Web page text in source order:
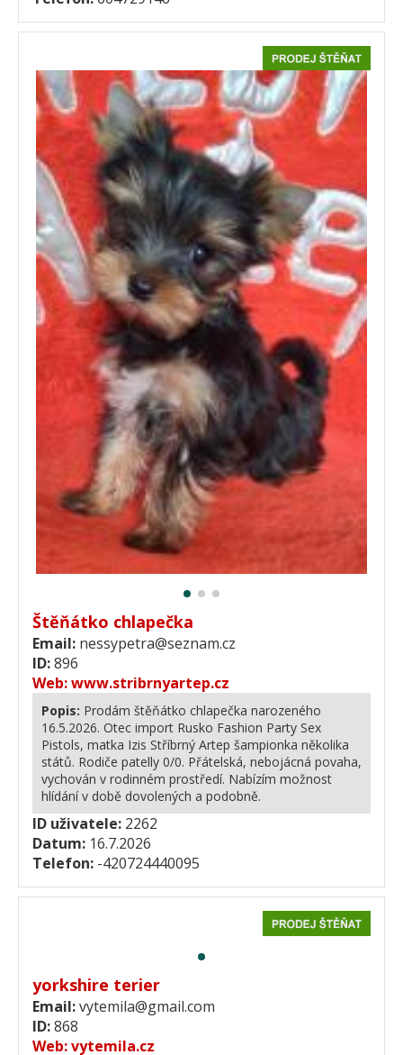
Štěňátko chlapečka
Email: nessypetra@seznam.cz
ID:896
Web:www.stribrnyartep.cz
Popis: Prodám štěňátko chlapečka narozeného
16.5.2026. Otec import Rusko Fashion Party Sex
Pistols, matka Izis Stříbrný Artep šampionka několika
států. Rodiče patelly 0/0. Přátelská, nebojácná povaha,
vychován v rodinném prostředí. Nabízím možnost
hlídání v době dovolených a podobně.
ID uživatele: 2262
Datum: 16.7.2026
Telefon: -420724440095
yorkshire terier
Email:vytemila@gmail.com
ID:868
Web:vytemila.cz